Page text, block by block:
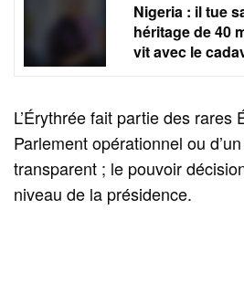
Nigeria : il tue
héritage de 40
vit avec le
L’Érythrée fait partie des rares
Parlement opérationnel ou
transparent ; le pouvoir
niveau de la présidence.